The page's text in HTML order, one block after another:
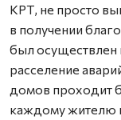
КРТ, не просто
в получении
был
расселение
домов проходит
каждому жителю